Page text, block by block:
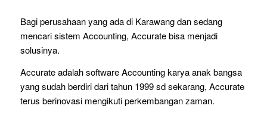
Bagi perusahaan yang ada di Karawang dan sedang
mencari sistem Accounting, Accurate bisa menjadi
solusinya.
Accurate adalah software Accounting karya anak bangsa
yang sudah berdiri dari tahun 1999 sd sekarang, Accurate
terus berinovasi mengikuti perkembangan zaman.